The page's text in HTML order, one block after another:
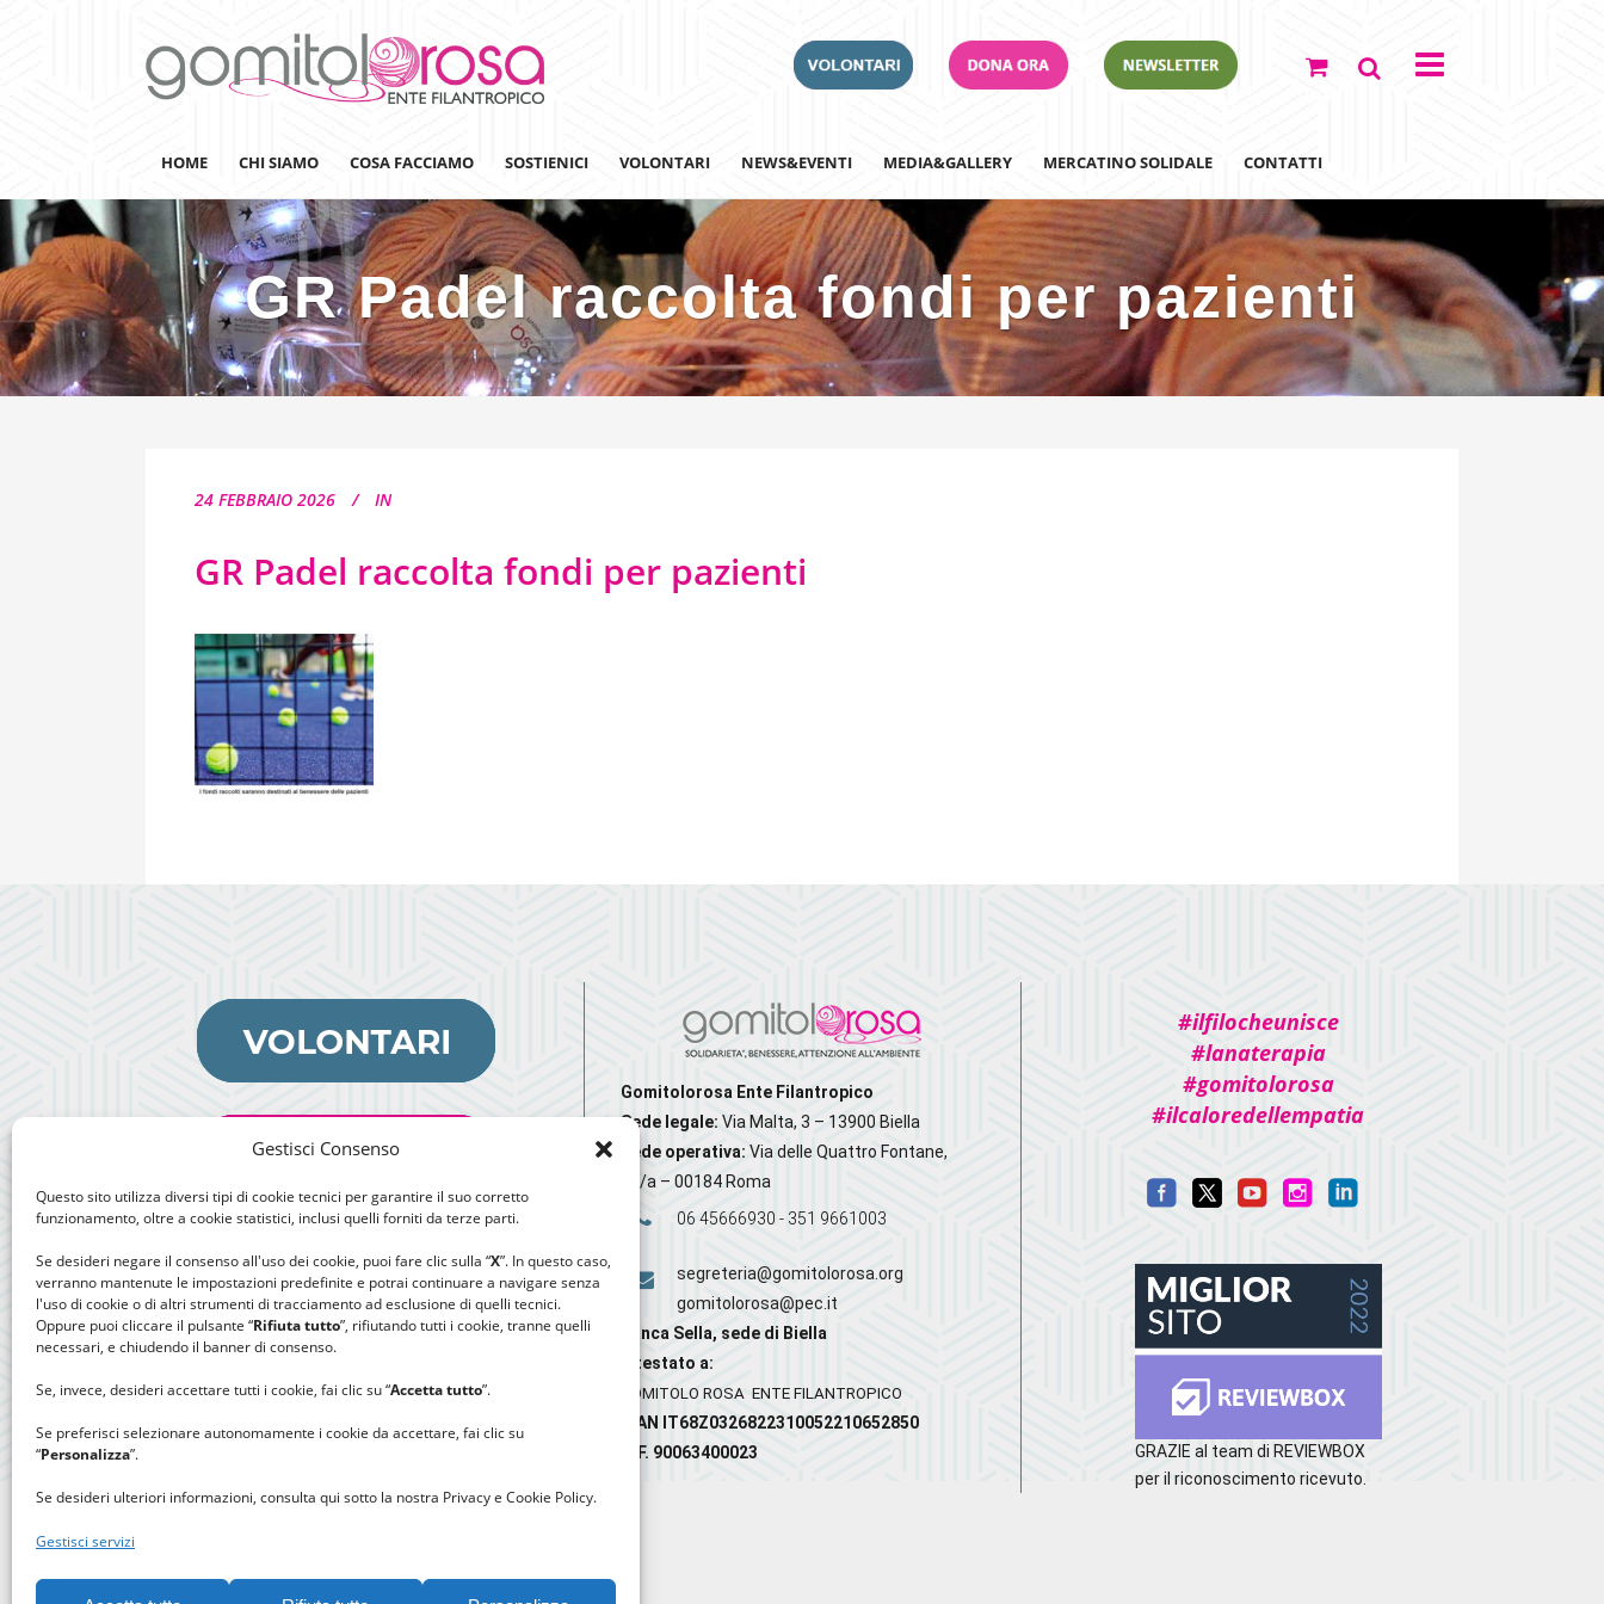
Gestisci Consenso
Questo sito utilizza diversi tipi di cookie tecnici per garantire il suo corretto
funzionamento, oltre a cookie statistici, inclusi quelli forniti da terze parti.
Se desideri negare il consenso all'uso dei cookie, puoi fare clic sulla “X”. In questo caso,
verranno mantenute le impostazioni predefinite e potrai continuare a navigare senza
l'uso di cookie o di altri strumenti di tracciamento ad esclusione di quelli tecnici.
Oppure puoi cliccare il pulsante “Rifiuta tutto”, rifiutando tutti i cookie, tranne quelli
necessari, e chiudendo il banner di consenso.
Se, invece, desideri accettare tutti i cookie, fai clic su “Accetta tutto”.
Se preferisci selezionare autonomamente i cookie da accettare, fai clic su
“Personalizza”.
Se desideri ulteriori informazioni, consulta qui sotto la nostra Privacy e Cookie Policy.
Gestisci servizi
HOME CHI SIAMO COSA FACCIAMO
Lanaterapia
Ricerca
Sensibilizzazione
SOSTIENICI
Adotta un Ospedale
Team Building
VOLONTARI NEWS&EVENTI MEDIA&GALLERY MERCATINO SOLIDALE CONTATTI
GR Padel raccolta fondi per pazienti
24 FEBBRAIO 2026 IN
GR Padel raccolta fondi per pazienti
Gomitolorosa Ente Filantropico
Sede legale: Via Malta, 3 – 13900 Biella
Sede operativa: Via delle Quattro Fontane,
20/a – 00184 Roma
06 45666930 - 351 9661003
segreteria@gomitolorosa.org
gomitolorosa@pec.it
Banca Sella, sede di Biella
Intestato a:
GOMITOLO ROSA ENTE FILANTROPICO
IBAN IT68Z0326822310052210652850
C.F. 90063400023
#ilfilocheunisce
#lanaterapia
#gomitolorosa
#ilcaloredellempatia
GRAZIE al team di REVIEWBOX
per il riconoscimento ricevuto.